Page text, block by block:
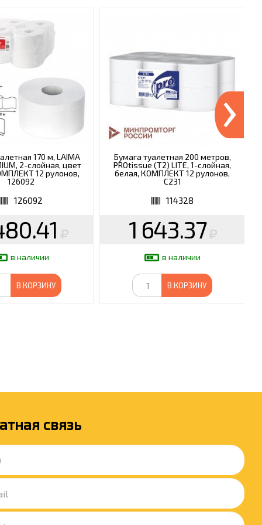
170 м, LAIMA
2-слойная, цвет
12 рулонов,
126092
126092
в наличии
В КОРЗИНУ
Бумага туалетная 200 метров,
PROtissue (T2) LITE, 1-слойная,
белая, КОМПЛЕКТ 12 рулонов,
С231
114328
1 643.37
в наличии
В КОРЗИНУ
›
связь